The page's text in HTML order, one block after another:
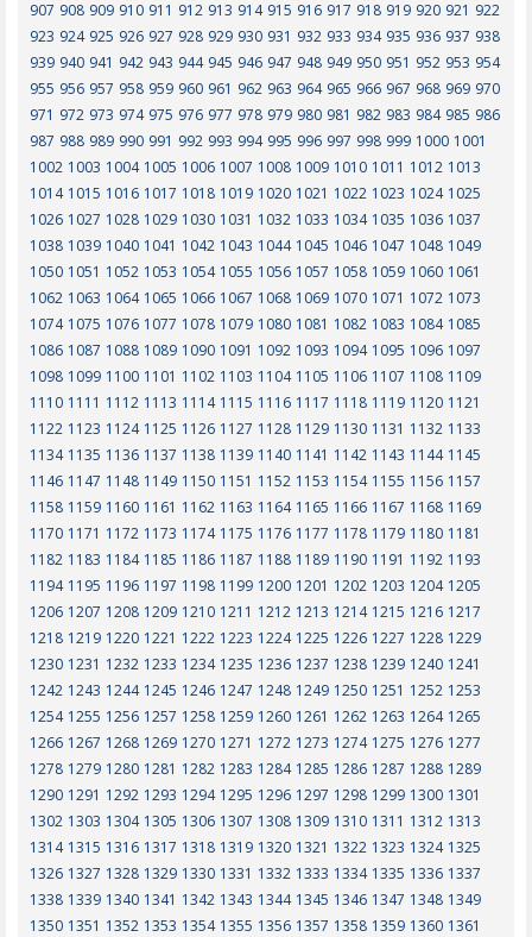
907 908 909 910 911 912 913 914 915 916 917 918 919 920 921 922
923 924 925 926 927 928 929 930 931 932 933 934 935 936 937 938
939 940 941 942 943 944 945 946 947 948 949 950 951 952 953 954
955 956 957 958 959 960 961 962 963 964 965 966 967 968 969 970
971 972 973 974 975 976 977 978 979 980 981 982 983 984 985 986
987 988 989 990 991 992 993 994 995 996 997 998 999 1000 1001
1002 1003 1004 1005 1006 1007 1008 1009 1010 1011 1012 1013
1014 1015 1016 1017 1018 1019 1020 1021 1022 1023 1024 1025
1026 1027 1028 1029 1030 1031 1032 1033 1034 1035 1036 1037
1038 1039 1040 1041 1042 1043 1044 1045 1046 1047 1048 1049
1050 1051 1052 1053 1054 1055 1056 1057 1058 1059 1060 1061
1062 1063 1064 1065 1066 1067 1068 1069 1070 1071 1072 1073
1074 1075 1076 1077 1078 1079 1080 1081 1082 1083 1084 1085
1086 1087 1088 1089 1090 1091 1092 1093 1094 1095 1096 1097
1098 1099 1100 1101 1102 1103 1104 1105 1106 1107 1108 1109
1110 1111 1112 1113 1114 1115 1116 1117 1118 1119 1120 1121
1122 1123 1124 1125 1126 1127 1128 1129 1130 1131 1132 1133
1134 1135 1136 1137 1138 1139 1140 1141 1142 1143 1144 1145
1146 1147 1148 1149 1150 1151 1152 1153 1154 1155 1156 1157
1158 1159 1160 1161 1162 1163 1164 1165 1166 1167 1168 1169
1170 1171 1172 1173 1174 1175 1176 1177 1178 1179 1180 1181
1182 1183 1184 1185 1186 1187 1188 1189 1190 1191 1192 1193
1194 1195 1196 1197 1198 1199 1200 1201 1202 1203 1204 1205
1206 1207 1208 1209 1210 1211 1212 1213 1214 1215 1216 1217
1218 1219 1220 1221 1222 1223 1224 1225 1226 1227 1228 1229
1230 1231 1232 1233 1234 1235 1236 1237 1238 1239 1240 1241
1242 1243 1244 1245 1246 1247 1248 1249 1250 1251 1252 1253
1254 1255 1256 1257 1258 1259 1260 1261 1262 1263 1264 1265
1266 1267 1268 1269 1270 1271 1272 1273 1274 1275 1276 1277
1278 1279 1280 1281 1282 1283 1284 1285 1286 1287 1288 1289
1290 1291 1292 1293 1294 1295 1296 1297 1298 1299 1300 1301
1302 1303 1304 1305 1306 1307 1308 1309 1310 1311 1312 1313
1314 1315 1316 1317 1318 1319 1320 1321 1322 1323 1324 1325
1326 1327 1328 1329 1330 1331 1332 1333 1334 1335 1336 1337
1338 1339 1340 1341 1342 1343 1344 1345 1346 1347 1348 1349
1350 1351 1352 1353 1354 1355 1356 1357 1358 1359 1360 1361